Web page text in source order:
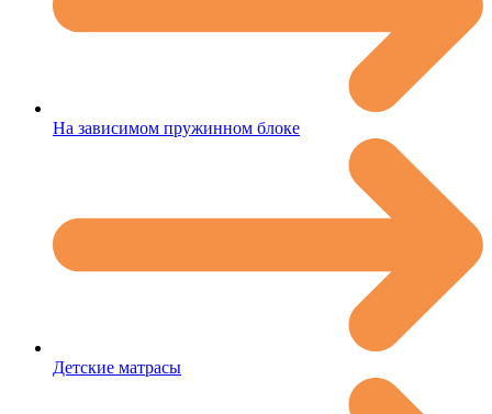
На зависимом пружинном блоке
Детские матрасы